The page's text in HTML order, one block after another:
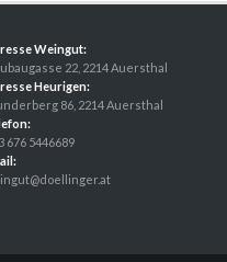
Weingut:
22, 2214 Auersthal
Heurigen:
86, 2214 Auersthal
676 5446689